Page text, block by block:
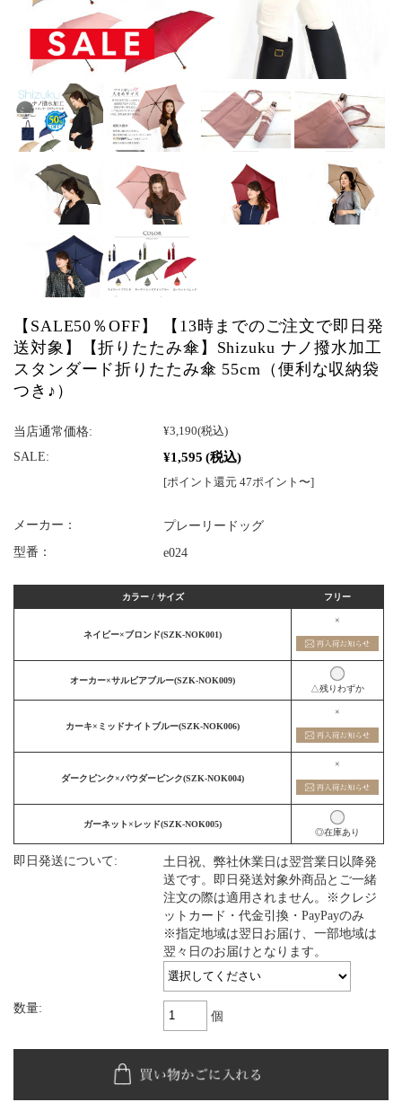
【SALE50％OFF】 【13時までのご注文で即日発
送対象】【折りたたみ傘】Shizuku ナノ撥水加工
スタンダード折りたたみ傘 55cm（便利な収納袋
つき♪）
当店通常価格: ¥3,190(税込)
SALE: ¥1,595 (税込)
[ポイント還元 47ポイント〜]
メーカー：
プレーリードッグ
型番：
e024
カラー / サイズ フリー
ネイビー×ブロンド(SZK-NOK001)
×
オーカー×サルビアブルー(SZK-NOK009)
△残りわずか
カーキ×ミッドナイトブルー(SZK-NOK006)
×
ダークピンク×パウダーピンク(SZK-NOK004)
×
ガーネット×レッド(SZK-NOK005)
◎在庫あり
即日発送について:
土日祝、弊社休業日は翌営業日以降発
送です。即日発送対象外商品とご一緒
注文の際は適用されません。※クレジ
ットカード・代金引換・PayPayのみ
※指定地域は翌日お届け、一部地域は
翌々日のお届けとなります。
数量:
個